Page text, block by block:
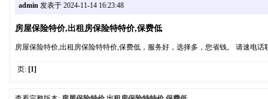
admin发表于 2024-11-14 16:23:48
房屋保险特价,出租房保险特特价,保费低
房屋保险特价,出租房保险特特价,保费低，服务好，选择多，您省钱。 请速电话
页: [1]